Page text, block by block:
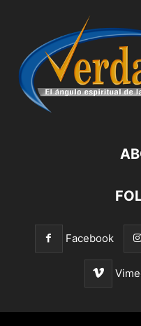
Facebook